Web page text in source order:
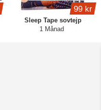
Sleep Tape sovtejp
1 Månad
99 kr